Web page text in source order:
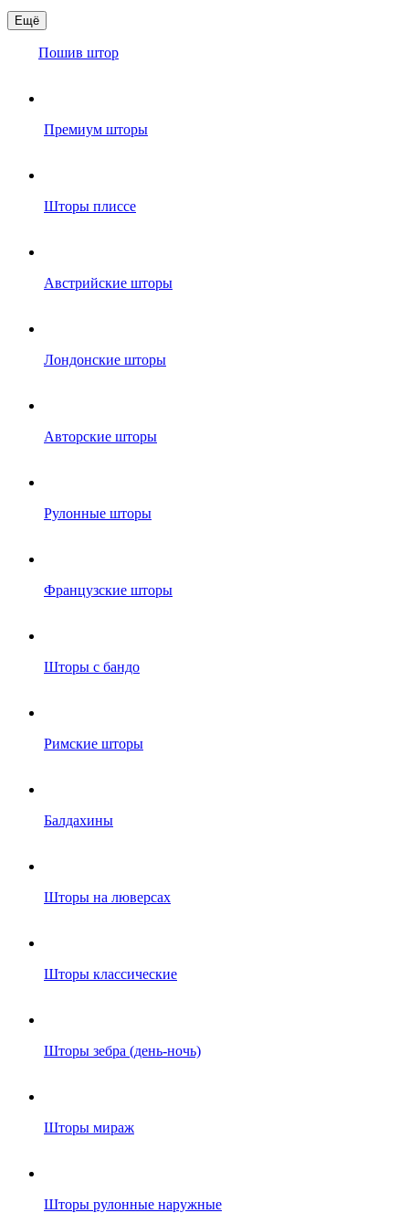
Ещё
Пошив штор
Премиум шторы
Шторы плиссе
Австрийские шторы
Лондонские шторы
Авторские шторы
Рулонные шторы
Французские шторы
Шторы с бандо
Римские шторы
Балдахины
Шторы на люверсах
Шторы классические
Шторы зебра (день-ночь)
Шторы мираж
Шторы рулонные наружные